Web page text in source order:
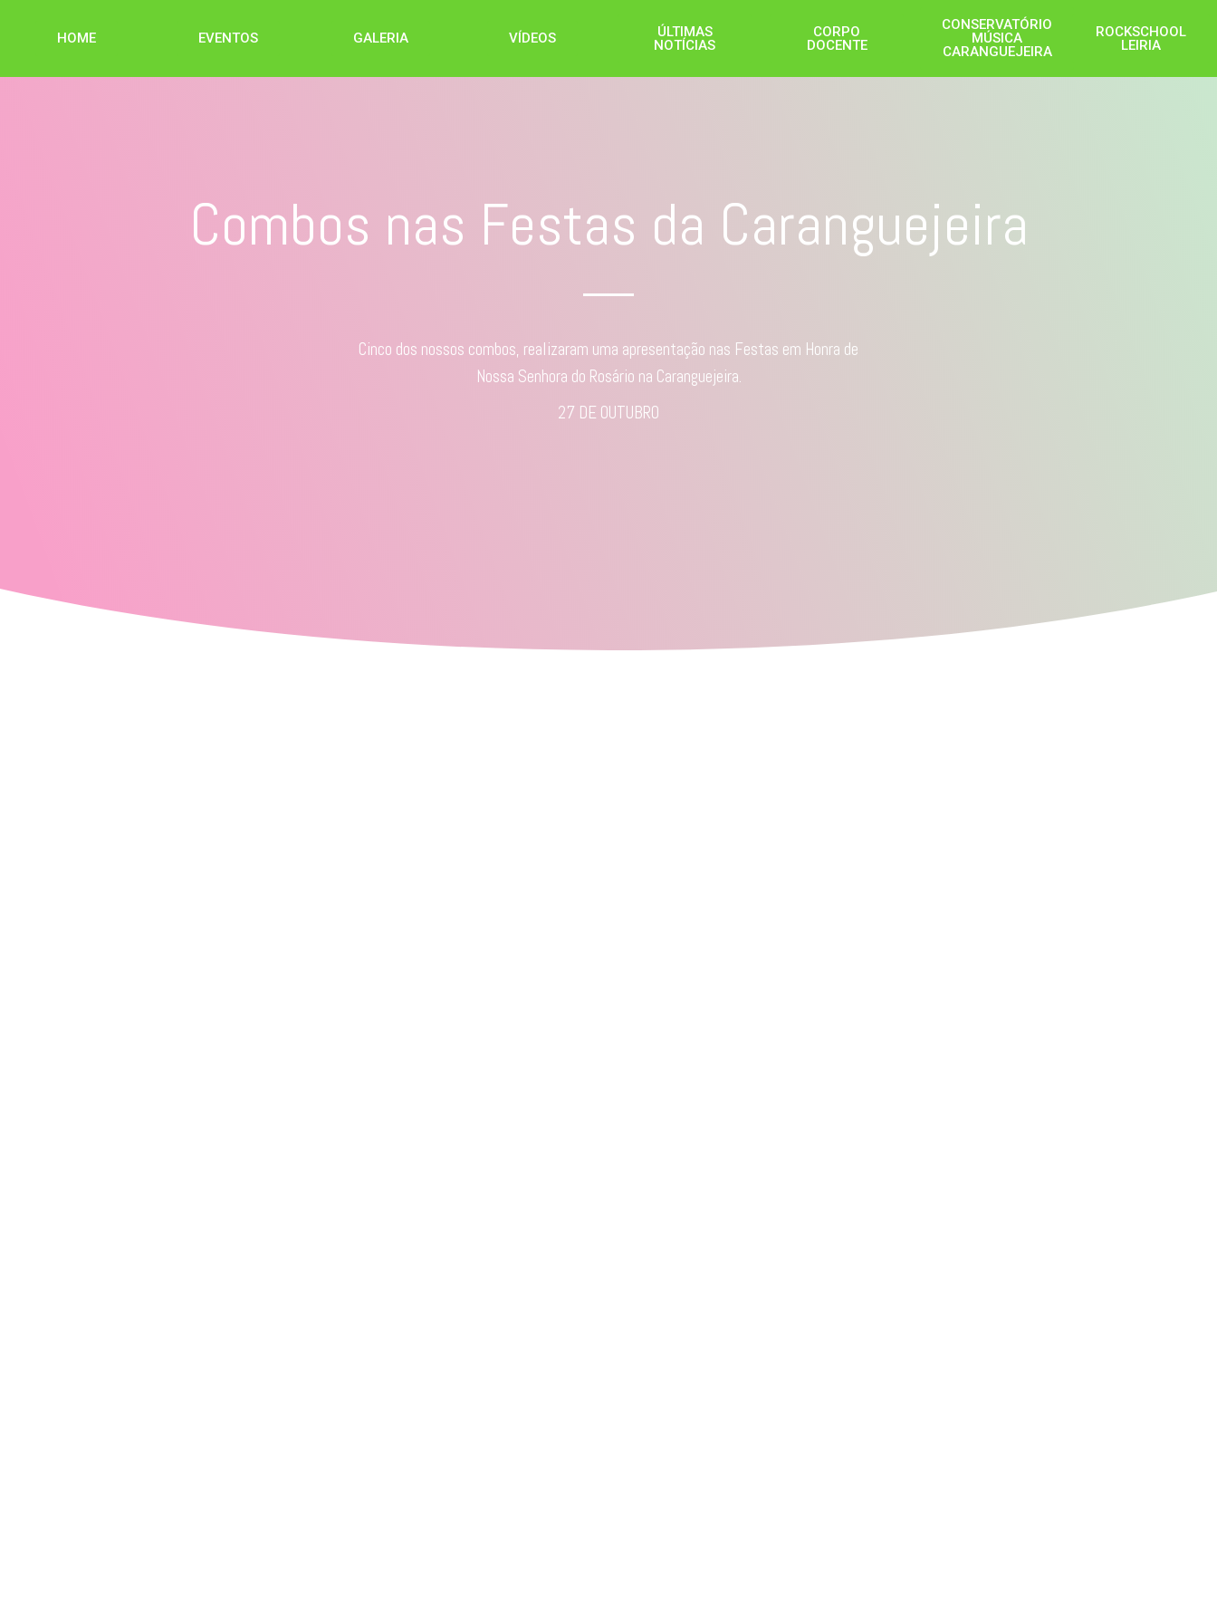
HOME EVENTOS GALERIA VÍDEOS
ÚLTIMAS
NOTÍCIAS
CORPO
DOCENTE
CONSERVATÓRIO
MÚSICA
CARANGUEJEIRA
ROCKSCHOOL
LEIRIA
Combos nas Festas da Caranguejeira
Cinco dos nossos combos, realizaram uma apresentação nas Festas em Honra de
Nossa Senhora do Rosário na Caranguejeira.
27 DE OUTUBRO